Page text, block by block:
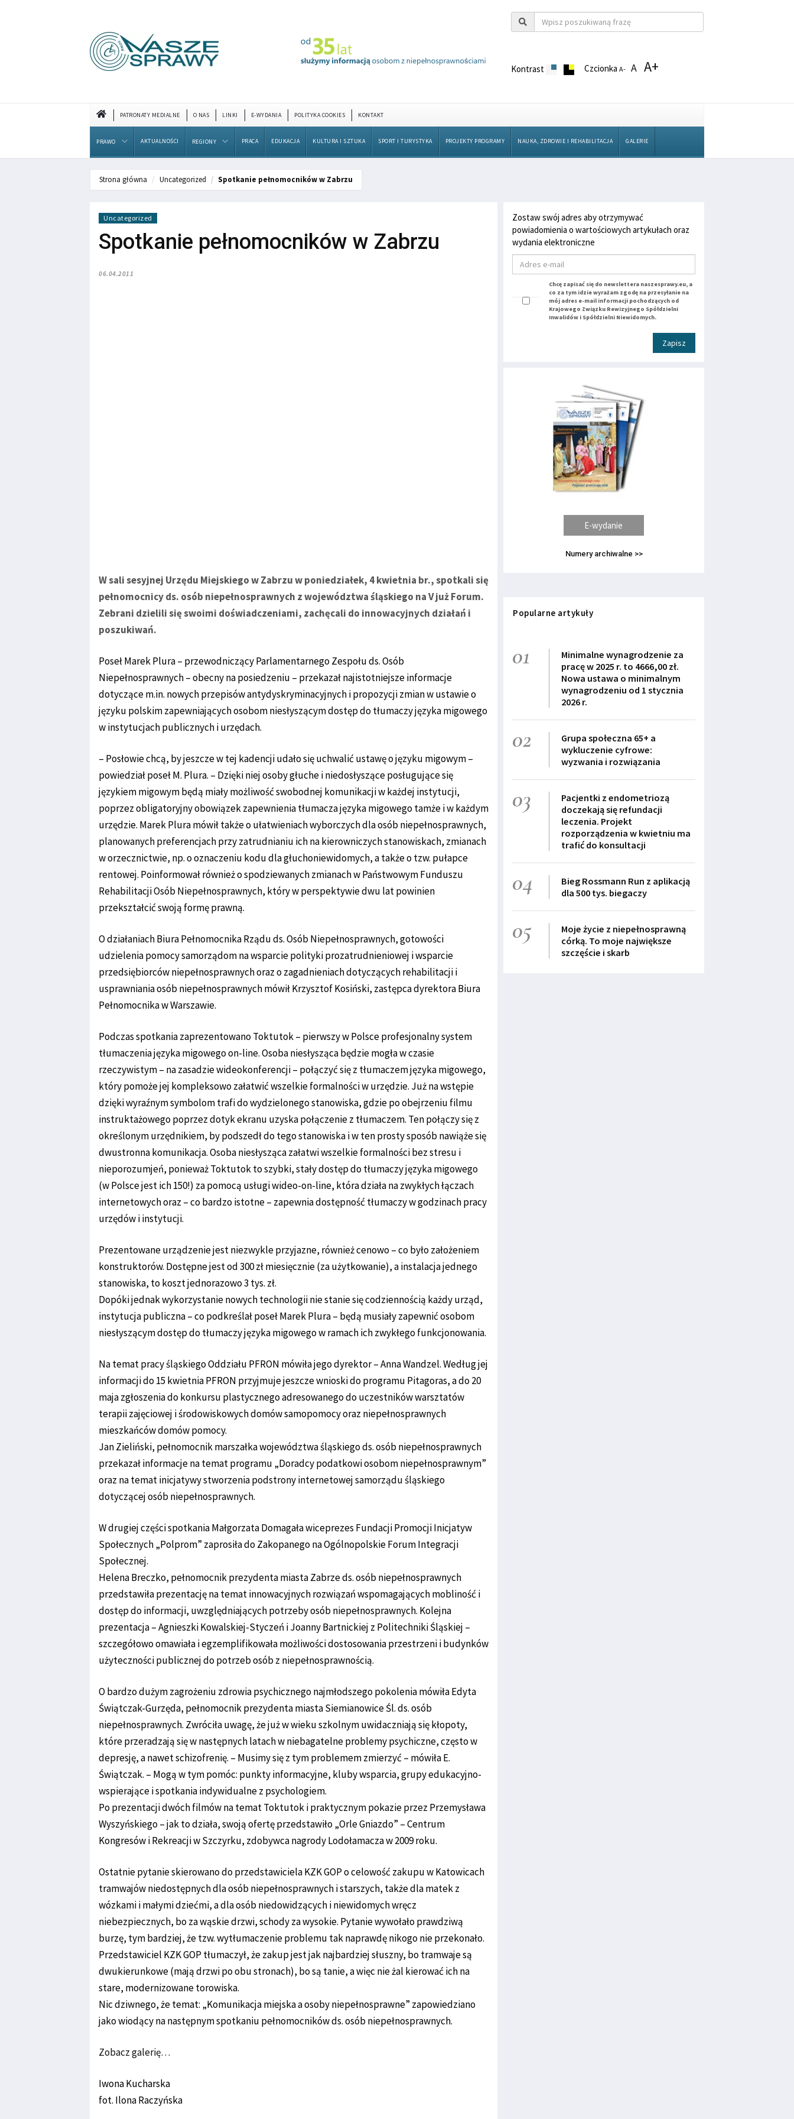
Kontrast CzcionkaA- A A+
PATRONATY MEDIALNE O NAS LINKI E-WYDANIA POLITYKA COOKIES KONTAKT
PRAWO AKTUALNOŚCI REGIONY PRACA EDUKACJA KULTURA I SZTUKA SPORT I TURYSTYKA PROJEKTY PROGRAMY NAUKA, ZDROWIE I REHABILITACJA GALERIE
Strona główna Uncategorized Spotkanie pełnomocników w Zabrzu
Uncategorized
Spotkanie pełnomocników w Zabrzu
06.04.2011
W sali sesyjnej Urzędu Miejskiego w Zabrzu w poniedziałek, 4 kwietnia br., spotkali się
pełnomocnicy ds. osób niepełnosprawnych z województwa śląskiego na V już Forum.
Zebrani dzielili się swoimi doświadczeniami, zachęcali do innowacyjnych działań i
poszukiwań.
Poseł Marek Plura – przewodniczący Parlamentarnego Zespołu ds. Osób
Niepełnosprawnych – obecny na posiedzeniu – przekazał najistotniejsze informacje
dotyczące m.in. nowych przepisów antydyskryminacyjnych i propozycji zmian w ustawie o
języku polskim zapewniających osobom niesłyszącym dostęp do tłumaczy języka migowego
w instytucjach publicznych i urzędach.
– Posłowie chcą, by jeszcze w tej kadencji udało się uchwalić ustawę o języku migowym –
powiedział poseł M. Plura. – Dzięki niej osoby głuche i niedosłyszące posługujące się
językiem migowym będą miały możliwość swobodnej komunikacji w każdej instytucji,
poprzez obligatoryjny obowiązek zapewnienia tłumacza języka migowego tamże i w każdym
urzędzie. Marek Plura mówił także o ułatwieniach wyborczych dla osób niepełnosprawnych,
planowanych preferencjach przy zatrudnianiu ich na kierowniczych stanowiskach, zmianach
w orzecznictwie, np. o oznaczeniu kodu dla głuchoniewidomych, a także o tzw. pułapce
rentowej. Poinformował również o spodziewanych zmianach w Państwowym Funduszu
Rehabilitacji Osób Niepełnosprawnych, który w perspektywie dwu lat powinien
przekształcić swoją formę prawną.
O działaniach Biura Pełnomocnika Rządu ds. Osób Niepełnosprawnych, gotowości
udzielenia pomocy samorządom na wsparcie polityki prozatrudnieniowej i wsparcie
przedsiębiorców niepełnosprawnych oraz o zagadnieniach dotyczących rehabilitacji i
usprawniania osób niepełnosprawnych mówił Krzysztof Kosiński, zastępca dyrektora Biura
Pełnomocnika w Warszawie.
Podczas spotkania zaprezentowano Toktutok – pierwszy w Polsce profesjonalny system
tłumaczenia języka migowego on-line. Osoba niesłysząca będzie mogła w czasie
rzeczywistym – na zasadzie wideokonferencji – połączyć się z tłumaczem języka migowego,
który pomoże jej kompleksowo załatwić wszelkie formalności w urzędzie. Już na wstępie
dzięki wyraźnym symbolom trafi do wydzielonego stanowiska, gdzie po obejrzeniu filmu
instruktażowego poprzez dotyk ekranu uzyska połączenie z tłumaczem. Ten połączy się z
określonym urzędnikiem, by podszedł do tego stanowiska i w ten prosty sposób nawiąże się
dwustronna komunikacja. Osoba niesłysząca załatwi wszelkie formalności bez stresu i
nieporozumjeń, ponieważ Toktutok to szybki, stały dostęp do tłumaczy języka migowego
(w Polsce jest ich 150!) za pomocą usługi wideo-on-line, która działa na zwykłych łączach
internetowych oraz – co bardzo istotne – zapewnia dostępność tłumaczy w godzinach pracy
urzędów i instytucji.
Prezentowane urządzenie jest niezwykle przyjazne, również cenowo – co było założeniem
konstruktorów. Dostępne jest od 300 zł miesięcznie (za użytkowanie), a instalacja jednego
stanowiska, to koszt jednorazowo 3 tys. zł.
Dopóki jednak wykorzystanie nowych technologii nie stanie się codziennością każdy urząd,
instytucja publiczna – co podkreślał poseł Marek Plura – będą musiały zapewnić osobom
niesłyszącym dostęp do tłumaczy języka migowego w ramach ich zwykłego funkcjonowania.
Na temat pracy śląskiego Oddziału PFRON mówiła jego dyrektor – Anna Wandzel. Według jej
informacji do 15 kwietnia PFRON przyjmuje jeszcze wnioski do programu Pitagoras, a do 20
maja zgłoszenia do konkursu plastycznego adresowanego do uczestników warsztatów
terapii zajęciowej i środowiskowych domów samopomocy oraz niepełnosprawnych
mieszkańców domów pomocy.
Jan Zieliński, pełnomocnik marszałka województwa śląskiego ds. osób niepełnosprawnych
przekazał informacje na temat programu „Doradcy podatkowi osobom niepełnosprawnym”
oraz na temat inicjatywy stworzenia podstrony internetowej samorządu śląskiego
dotyczącej osób niepełnosprawnych.
W drugiej części spotkania Małgorzata Domagała wiceprezes Fundacji Promocji Inicjatyw
Społecznych „Polprom” zaprosiła do Zakopanego na Ogólnopolskie Forum Integracji
Społecznej.
Helena Breczko, pełnomocnik prezydenta miasta Zabrze ds. osób niepełnosprawnych
przedstawiła prezentację na temat innowacyjnych rozwiązań wspomagających mobliność i
dostęp do informacji, uwzględniających potrzeby osób niepełnosprawnych. Kolejna
prezentacja – Agnieszki Kowalskiej-Styczeń i Joanny Bartnickiej z Politechniki Śląskiej –
szczegółowo omawiała i egzemplifikowała możliwości dostosowania przestrzeni i budynków
użyteczności publicznej do potrzeb osób z niepełnosprawnością.
O bardzo dużym zagrożeniu zdrowia psychicznego najmłodszego pokolenia mówiła Edyta
Świątczak-Gurzęda, pełnomocnik prezydenta miasta Siemianowice Śl. ds. osób
niepełnosprawnych. Zwróciła uwagę, że już w wieku szkolnym uwidaczniają się kłopoty,
które przeradzają się w następnych latach w niebagatelne problemy psychiczne, często w
depresję, a nawet schizofrenię. – Musimy się z tym problemem zmierzyć – mówiła E.
Świątczak. – Mogą w tym pomóc: punkty informacyjne, kluby wsparcia, grupy edukacyjno-
wspierające i spotkania indywidualne z psychologiem.
Po prezentacji dwóch filmów na temat Toktutok i praktycznym pokazie przez Przemysława
Wyszyńskiego – jak to działa, swoją ofertę przedstawiło „Orle Gniazdo” – Centrum
Kongresów i Rekreacji w Szczyrku, zdobywca nagrody Lodołamacza w 2009 roku.
Ostatnie pytanie skierowano do przedstawiciela KZK GOP o celowość zakupu w Katowicach
tramwajów niedostępnych dla osób niepełnosprawnych i starszych, także dla matek z
wózkami i małymi dziećmi, a dla osób niedowidzących i niewidomych wręcz
niebezpiecznych, bo za wąskie drzwi, schody za wysokie. Pytanie wywołało prawdziwą
burzę, tym bardziej, że tzw. wytłumaczenie problemu tak naprawdę nikogo nie przekonało.
Przedstawiciel KZK GOP tłumaczył, że zakup jest jak najbardziej słuszny, bo tramwaje są
dwukierunkowe (mają drzwi po obu stronach), bo są tanie, a więc nie żal kierować ich na
stare, modernizowane torowiska.
Nic dziwnego, że temat: „Komunikacja miejska a osoby niepełnosprawne” zapowiedziano
jako wiodący na następnym spotkaniu pełnomocników ds. osób niepełnosprawnych.
Zobacz galerię…
Iwona Kucharska
fot. Ilona Raczyńska
Zostaw swój adres aby otrzymywać
powiadomienia o wartościowych artykułach oraz
wydania elektroniczne
Chcę zapisać się do newslettera naszesprawy.eu, a
co za tym idzie wyrażam zgodę na przesyłanie na
mój adres e-mail informacji pochodzących od
Krajowego Związku Rewizyjnego Spółdzielni
Inwalidów i Spółdzielni Niewidomych.
Zapisz
E-wydanie
Numery archiwalne >>
Popularne artykuły
01
Minimalne wynagrodzenie za
pracę w 2025 r. to 4666,00 zł.
Nowa ustawa o minimalnym
wynagrodzeniu od 1 stycznia
2026 r.
02
Grupa społeczna 65+ a
wykluczenie cyfrowe:
wyzwania i rozwiązania
03
Pacjentki z endometriozą
doczekają się refundacji
leczenia. Projekt
rozporządzenia w kwietniu ma
trafić do konsultacji
04
Bieg Rossmann Run z aplikacją
dla 500 tys. biegaczy
05
Moje życie z niepełnosprawną
córką. To moje największe
szczęście i skarb